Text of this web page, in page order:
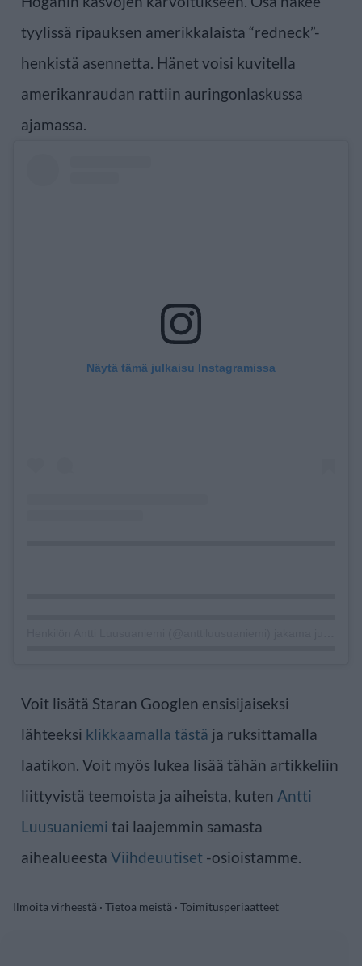
tyylissä ripauksen amerikkalaista “redneck”-
henkistä asennetta. Hänet voisi kuvitella
amerikanraudan rattiin auringonlaskussa
ajamassa.
Näytä tämä julkaisu Instagramissa
Voit lisätä Staran Googlen ensisijaiseksi
lähteeksi klikkaamalla tästä ja ruksittamalla
laatikon. Voit myös lukea lisää tähän artikkeliin
liittyvistä teemoista ja aiheista, kuten Antti
Luusuaniemi tai laajemmin samasta
aihealueesta Viihdeuutiset -osioistamme.
Ilmoita virheestä · Tietoa meistä · Toimitusperiaatteet